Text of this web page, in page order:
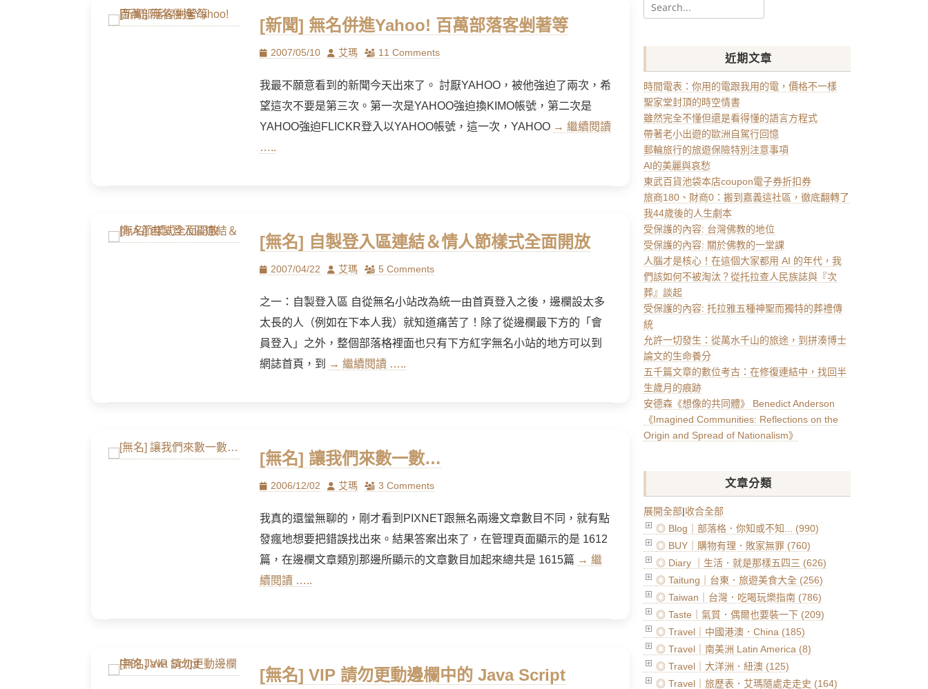
[新聞] 無名併進Yahoo! 百萬部落客剉著等
Posted
2007/05/10 Author
艾瑪 11 Comments
我最不願意看到的新聞今天出來了。 討厭YAHOO，被他強迫了兩次，希
望這次不要是第三次。第一次是YAHOO強迫換KIMO帳號，第二次是
YAHOO強迫FLICKR登入以YAHOO帳號，這一次，YAHOO → 繼續閱讀
…..
[無名] 自製登入區連結＆情人節樣式全面開放
Posted
2007/04/22 Author
艾瑪 5 Comments
之一：自製登入區 自從無名小站改為統一由首頁登入之後，邊欄設太多
太長的人（例如在下本人我）就知道痛苦了！除了從邊欄最下方的「會
員登入」之外，整個部落格裡面也只有下方紅字無名小站的地方可以到
網誌首頁，到
→ 繼續閱讀 …..
[無名] 讓我們來數一數…
Posted
2006/12/02 Author
艾瑪 3 Comments
我真的還蠻無聊的，剛才看到PIXNET跟無名兩邊文章數目不同，就有點
發瘋地想要把錯誤找出來。結果答案出來了，在管理頁面顯示的是 1612
篇，在邊欄文章類別那邊所顯示的文章數目加起來總共是 1615篇 → 繼
續閱讀 …..
[無名] VIP 請勿更動邊欄中的 Java Script
Search
for:
近期文章
時間電表：你用的電跟我用的電，價格不一樣
聖家堂封頂的時空情書
雖然完全不懂但還是看得懂的語言方程式
帶著老小出遊的歐洲自駕行回憶
郵輪旅行的旅遊保險特別注意事項
AI的美麗與哀愁
東武百貨池袋本店coupon電子券折扣券
旅商180、財商0：搬到嘉義這社區，徹底翻轉了
我44歲後的人生劇本
受保護的內容: 台灣佛教的地位
受保護的內容: 關於佛教的一堂課
人腦才是核心！在這個大家都用 AI 的年代，我
們該如何不被淘汰？從托拉查人民族誌與『次
葬』談起
受保護的內容: 托拉雅五種神聖而獨特的葬禮傳
統
允許一切發生：從萬水千山的旅途，到拼湊博士
論文的生命養分
五千篇文章的數位考古：在修復連結中，找回半
生歲月的痕跡
安德森《想像的共同體》 Benedict Anderson
《Imagined Communities: Reflections on the
Origin and Spread of Nationalism》
文章分類
展開全部|收合全部
◎ Blog｜部落格．你知或不知... (990)
◎ BUY｜購物有理．敗家無罪 (760)
◎ Diary ｜生活．就是那樣五四三 (626)
◎ Taitung｜台東．旅遊美食大全 (256)
◎ Taiwan｜台灣．吃喝玩樂指南 (786)
◎ Taste｜氣質．偶爾也要裝一下 (209)
◎ Travel｜中國港澳．China (185)
◎ Travel｜南美洲 Latin America (8)
◎ Travel｜大洋洲．紐澳 (125)
◎ Travel｜旅歷表．艾瑪隨處走走史 (164)